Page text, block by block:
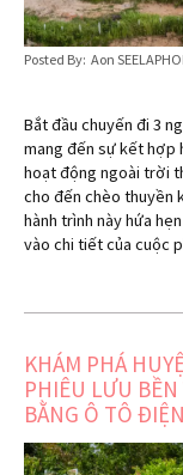
Posted By: Aon
Bắt đầu chuyến đi 3
mang đến sự kết hợp
hoạt động ngoài trời
cho đến chèo thuyền
hành trình này hứa
vào chi tiết của cuộc
KHÁM PHÁ
PHIÊU LƯU
BẰNG Ô TÔ ĐIỆN